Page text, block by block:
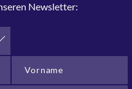
Newsletter: